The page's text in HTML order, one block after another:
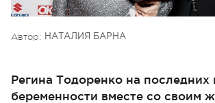
Автор: НАТАЛИЯ БАРНА
Регина Тодоренко на последних
беременности вместе со своим